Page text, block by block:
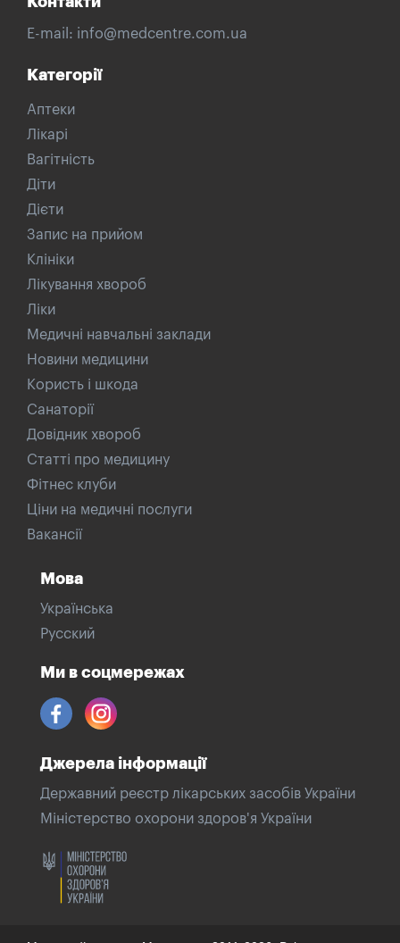
E-mail: info@medcentre.com.ua
Категорії
Аптеки
Лікарі
Вагітність
Діти
Дієти
Запис на прийом
Клініки
Лікування хвороб
Ліки
Медичні навчальні заклади
Новини медицини
Користь і шкода
Санаторії
Довідник хвороб
Статті про медицину
Фітнес клуби
Ціни на медичні послуги
Вакансії
Мова
Українська
Русский
Ми в соцмережах
Джерела інформації
Державний реєстр лікарських засобів України
Міністерство охорони здоров'я України